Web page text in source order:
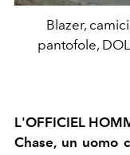
Blazer,
pantofole,
L'OFFICIEL
Chase, un uomo